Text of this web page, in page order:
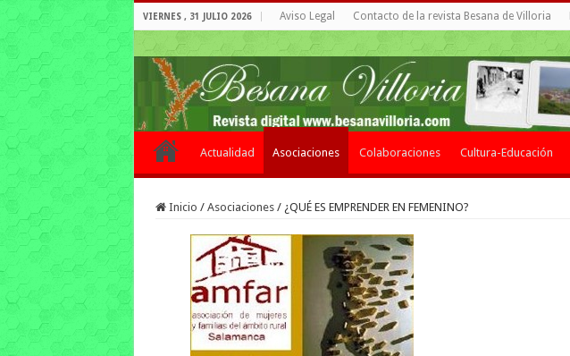
VIERNES , 31 JULIO 2026 Aviso Legal Contacto de la revista Besana de Villoria
Actualidad Asociaciones Colaboraciones Cultura-Educación
Inicio / Asociaciones / ¿QUÉ ES EMPRENDER EN FEMENINO?